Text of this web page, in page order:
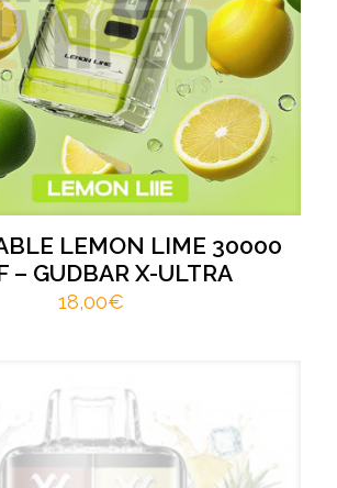
LEMON LIME 30000
– GUDBAR X-ULTRA
18,00€